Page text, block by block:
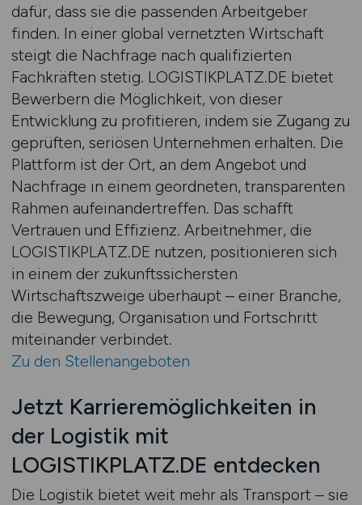
dafür, dass sie die passenden Arbeitgeber
finden. In einer global vernetzten Wirtschaft
steigt die Nachfrage nach qualifizierten
Fachkräften stetig. LOGISTIKPLATZ.DE bietet
Bewerbern die Möglichkeit, von dieser
Entwicklung zu profitieren, indem sie Zugang zu
geprüften, seriösen Unternehmen erhalten. Die
Plattform ist der Ort, an dem Angebot und
Nachfrage in einem geordneten, transparenten
Rahmen aufeinandertreffen. Das schafft
Vertrauen und Effizienz. Arbeitnehmer, die
LOGISTIKPLATZ.DE nutzen, positionieren sich
in einem der zukunftssichersten
Wirtschaftszweige überhaupt – einer Branche,
die Bewegung, Organisation und Fortschritt
miteinander verbindet.
Zu den Stellenangeboten
Jetzt Karrieremöglichkeiten in
der Logistik mit
LOGISTIKPLATZ.DE entdecken
Die Logistik bietet weit mehr als Transport – sie